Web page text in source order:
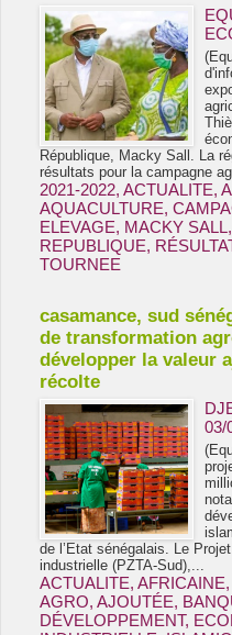
République, Macky Sall. La
résultats pour la campagne
2021-2022, ACTUALITE,
AQUACULTURE,
ELEVAGE, MACKY SALL,
REPUBLIQUE,
TOURNEE
casamance, sud
de transformation
développer la valeur
récolte
03/
de l’Etat sénégalais. Le
industrielle (PZTA-Sud),...
ACTUALITE, AFRICAINE,
AGRO, AJOUTÉE,
DÉVELOPPEMENT,